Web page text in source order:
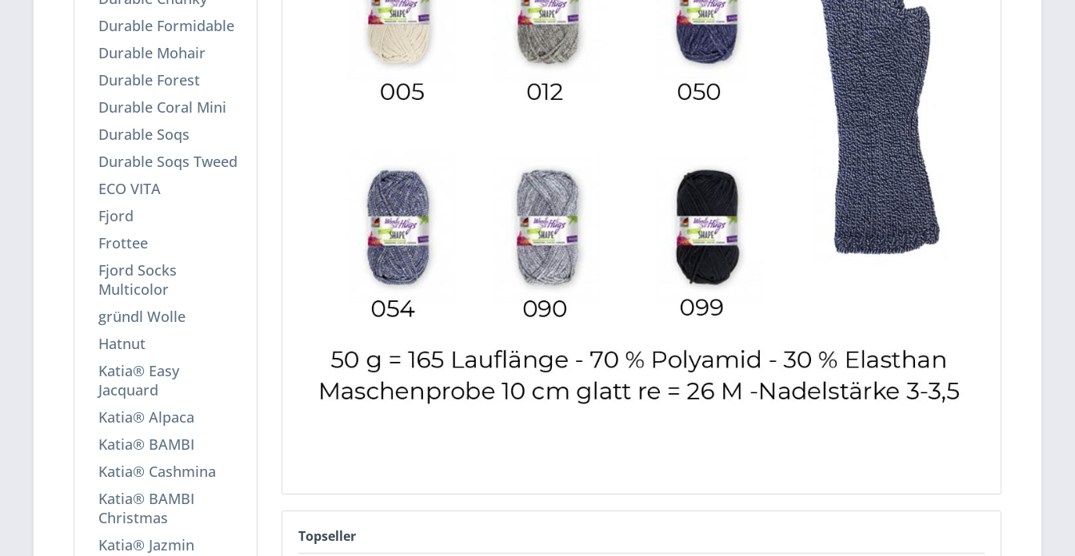
Durable Formidable
Durable Mohair
Durable Forest
Durable Coral Mini
Durable Soqs
Durable Soqs Tweed
ECO VITA
Fjord
Frottee
Fjord Socks
Multicolor
gründl Wolle
Hatnut
Katia® Easy
Jacquard
Katia® Alpaca
Katia® BAMBI
Katia® Cashmina
Katia® BAMBI
Christmas
Katia® Jazmin
Topseller